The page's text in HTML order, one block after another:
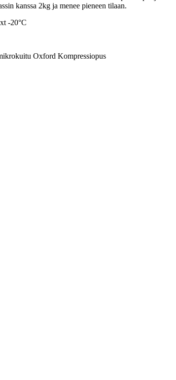
kanssa 2kg ja menee pieneen tilaan.
-20°C
Oxford Kompressiopus